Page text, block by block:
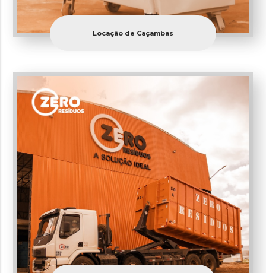
Locação de Caçambas